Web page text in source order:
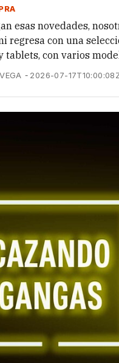
esas novedades,
regresa con una
tablets, con varios
2026-07-